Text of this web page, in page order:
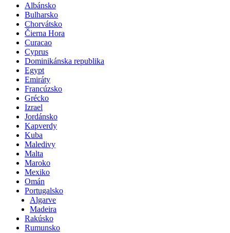
Albánsko
Bulharsko
Chorvátsko
Čierna Hora
Curacao
Cyprus
Dominikánska republika
Egypt
Emiráty
Francúzsko
Grécko
Izrael
Jordánsko
Kapverdy
Kuba
Maledivy
Malta
Maroko
Mexiko
Omán
Portugalsko
Algarve
Madeira
Rakúsko
Rumunsko